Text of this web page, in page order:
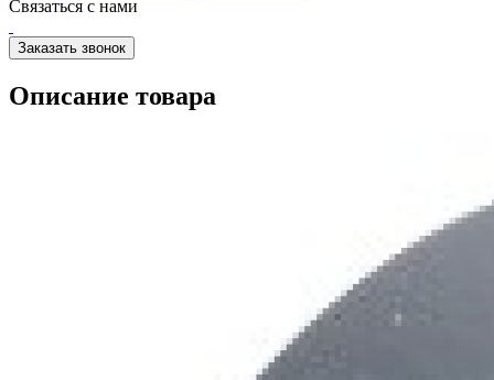
Связаться с нами
Заказать звонок
Описание товара